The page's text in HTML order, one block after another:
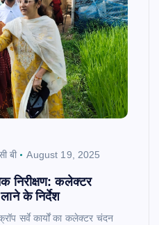
बी August 19, 2025
निरीक्षण: कलेक्टर
लाने के निर्देश
सर्वे कार्यों का कलेक्टर चंदन